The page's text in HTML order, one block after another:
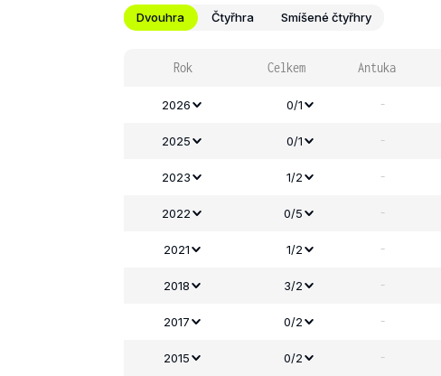
Dvouhra Čtyřhra Smíšené čtyřhry
Rok Celkem Antuka
2026 0/1 -
2025 0/1 -
2023 1/2 -
2022 0/5 -
2021 1/2 -
2018 3/2 -
2017 0/2 -
2015 0/2 -